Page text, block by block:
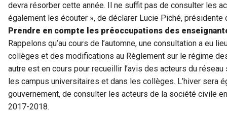
devra résorber cette année. Il ne suffit pas de consulter les
également les écouter », de déclarer Lucie Piché, présidente
Prendre en compte les préoccupations des
Rappelons qu’au cours de l’automne, une consultation a eu
collèges et des modifications au Règlement sur le régime
autre est en cours pour recueillir l’avis des acteurs du
les campus universitaires et dans les collèges. L’hiver sera
gouvernement, de consulter les acteurs de la société civile
2017-2018.